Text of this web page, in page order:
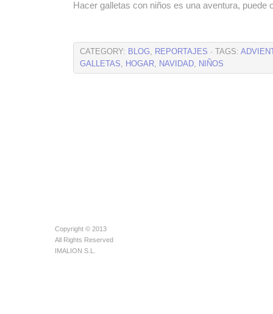
Hacer galletas con niños es una aventura,
CATEGORY: BLOG, REPORTAJES · TAGS:
GALLETAS, HOGAR, NAVIDAD, NIÑOS
Copyright © 2013
All Rights Reserved
IMALION S.L.